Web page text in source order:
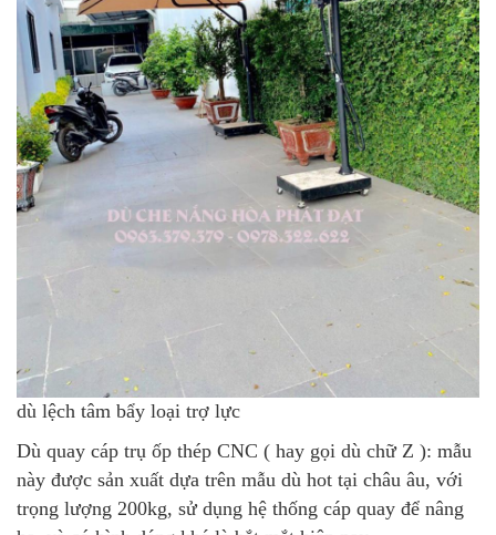
dù lệch tâm bẩy loại trợ lực
Dù quay cáp trụ ốp thép CNC ( hay gọi dù chữ Z ): mẫu
này được sản xuất dựa trên mẫu dù hot tại châu âu, với
trọng lượng 200kg, sử dụng hệ thống cáp quay để nâng